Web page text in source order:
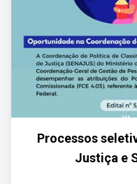
Processos
Justiça e